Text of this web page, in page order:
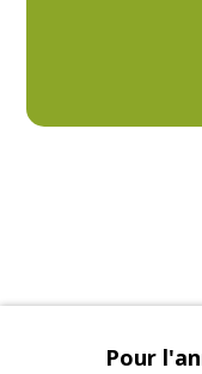
Pour